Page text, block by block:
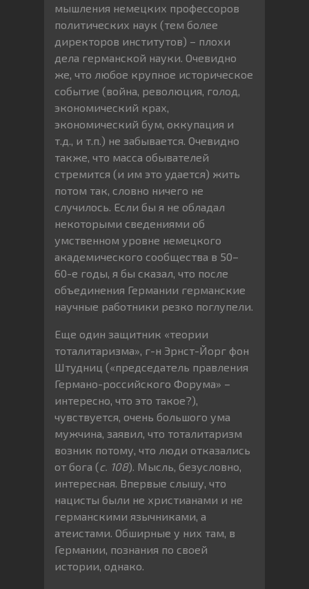
мышления немецких профессоров
политических наук (тем более
директоров институтов) – плохи
дела германской науки. Очевидно
же, что любое крупное историческое
событие (война, революция, голод,
экономический крах,
экономический бум, оккупация и
т.д., и т.п.) не забывается. Очевидно
также, что масса обывателей
стремится (и им это удается) жить
потом так, словно ничего не
случилось. Если бы я не обладал
некоторыми сведениями об
умственном уровне немецкого
академического сообщества в 50–
60-е годы, я бы сказал, что после
объединения Германии германские
научные работники резко поглупели.
Еще один защитник «теории
тоталитаризма», г-н Эрнст-Йорг фон
Штудниц («председатель правления
Германо-российского Форума» –
интересно, что это такое?),
чувствуется, очень большого ума
мужчина, заявил, что тоталитаризм
возник потому, что люди отказались
от бога (с. 108). Мысль, безусловно,
интересная. Впервые слышу, что
нацисты были не христианами и не
германскими язычниками, а
атеистами. Обширные у них там, в
Германии, познания по своей
истории, однако.